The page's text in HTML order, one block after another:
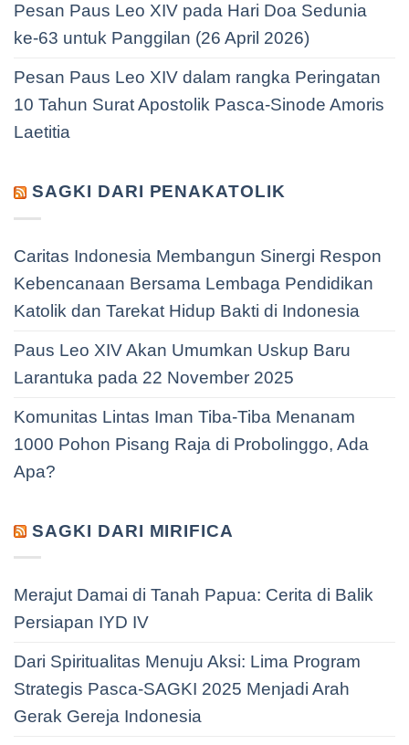
Pesan Paus Leo XIV pada Hari Doa Sedunia
ke-63 untuk Panggilan (26 April 2026)
Pesan Paus Leo XIV dalam rangka Peringatan
10 Tahun Surat Apostolik Pasca-Sinode Amoris
Laetitia
SAGKI DARI PENAKATOLIK
Caritas Indonesia Membangun Sinergi Respon
Kebencanaan Bersama Lembaga Pendidikan
Katolik dan Tarekat Hidup Bakti di Indonesia
Paus Leo XIV Akan Umumkan Uskup Baru
Larantuka pada 22 November 2025
Komunitas Lintas Iman Tiba-Tiba Menanam
1000 Pohon Pisang Raja di Probolinggo, Ada
Apa?
SAGKI DARI MIRIFICA
Merajut Damai di Tanah Papua: Cerita di Balik
Persiapan IYD IV
Dari Spiritualitas Menuju Aksi: Lima Program
Strategis Pasca-SAGKI 2025 Menjadi Arah
Gerak Gereja Indonesia